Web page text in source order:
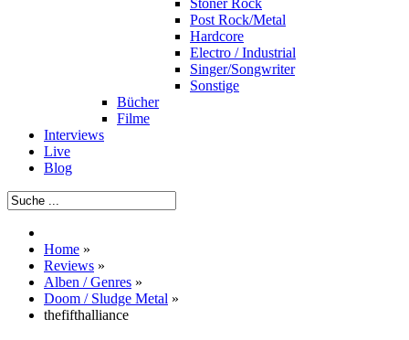
Stoner Rock
Post Rock/Metal
Hardcore
Electro / Industrial
Singer/Songwriter
Sonstige
Bücher
Filme
Interviews
Live
Blog
Home »
Reviews »
Alben / Genres »
Doom / Sludge Metal »
thefifthalliance